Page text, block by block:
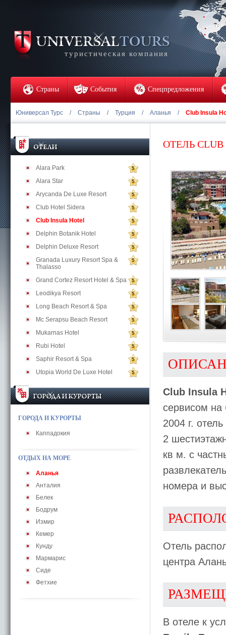
туристическая компания
Страны События Спецпредложения
Юниверсал Турс / Страны / Турция / Аланья / Club Insula
Alara Park 5
Alara Star 5
Arycanda De Luxe Resort 5
Club Hotel Sidera 5
Club Insula Hotel 5
Delphin Botanik Hotel 5
Delphin Deluxe Resort 5
Granada Luxury Resort Spa &
Thalasso
5
Grand Cortez Resort Hotel & Spa 5
Leodikya Resort 5
Long Beach Resort & Spa 5
Mc Serapsu Beach Resort 5
Mukarnas Hotel 5
Rubi Hotel 5
Saphir Resort & Spa 5
Utopia World De Luxe Hotel 5
ГОРОДА И КУРОРТЫ
Каппадокия
ОТДЫХ НА МОРЕ
Аланья
Анталия
Белек
Бодрум
Измир
Кемер
Кунду
Мармарис
Сиде
Фетхие
ОТЕЛЬ CLUB
Club Insula
сервисом на
2004 г.
2
кв м. с
номера и
Отель
центра
В отеле к